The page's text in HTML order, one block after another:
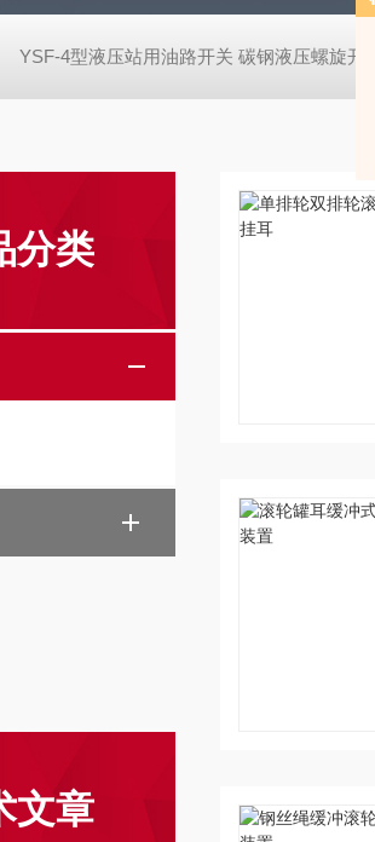
YSF-4型液压站用油路开关 碳钢液压螺旋开关
分类
文章